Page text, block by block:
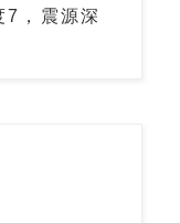
7，震源深